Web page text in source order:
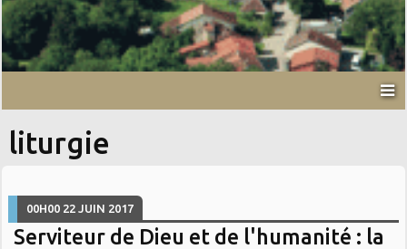
liturgie
00H00 22 JUIN 2017
Serviteur de Dieu et de l'humanité : la